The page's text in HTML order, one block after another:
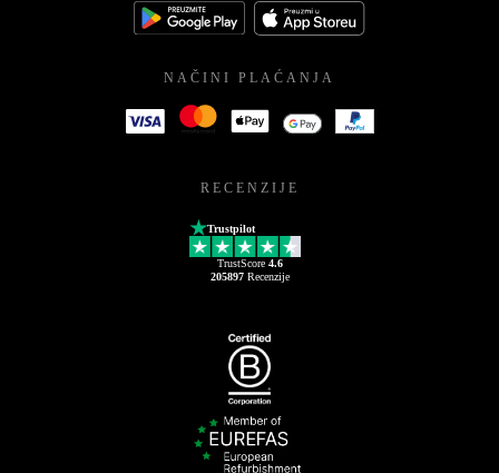
NAČINI PLAĆANJA
RECENZIJE
Trustpilot
TrustScore 4.6
205897Recenzije